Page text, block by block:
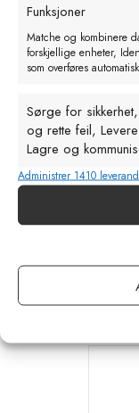
Funksjoner
Matche og kombinere
forskjellige enheter,
som overføres
Sørge for
og rette feil,
Lagre og
Administrer 1410